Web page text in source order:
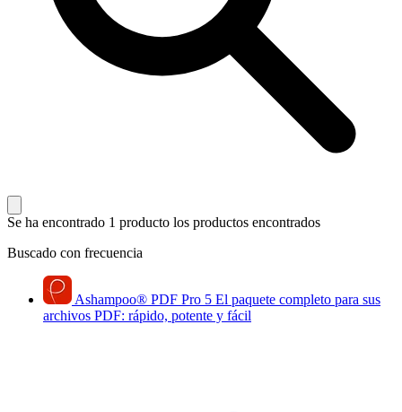
Se ha encontrado 1 producto los productos encontrados
Buscado con frecuencia
Ashampoo® PDF Pro 5 El paquete completo para sus
archivos PDF: rápido, potente y fácil